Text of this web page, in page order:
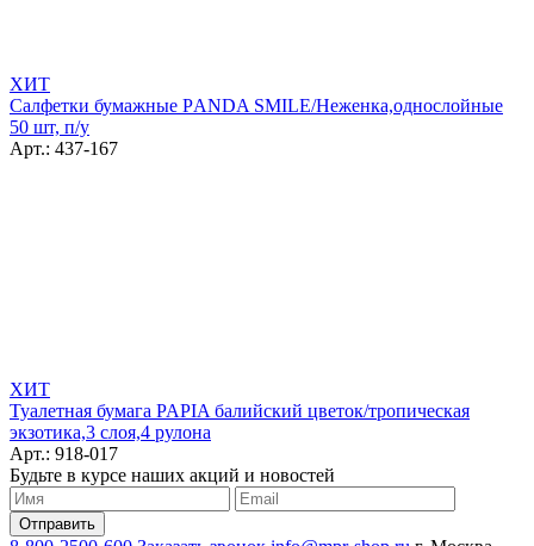
ХИТ
Салфетки бумажные РANDA SMILE/Неженка,однослойные
50 шт, п/у
Арт.: 437-167
ХИТ
Туалетная бумага PAPIA балийский цветок/тропическая
экзотика,3 слоя,4 рулона
Арт.: 918-017
Будьте в курсе наших акций и новостей